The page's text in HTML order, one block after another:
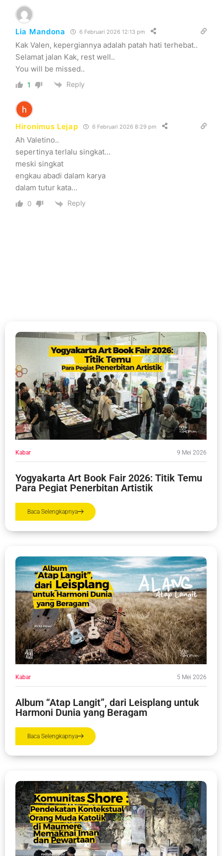
Lia Mandona 6 Februari 2026 12:13 pm
Kak Valen, kepergiannya adalah patah hati terhebat..
Selamat jalan Kak, rest well..
You will be missed..
1 Reply
Hironimus Lejap 6 Februari 2026 8:29 pm
Ah Valetino..
sepertinya terlalu singkat…
meski singkat
engkau abadi dalam karya
dalam tutur kata…
0 Reply
Kabar 9 Mei 2026
Yogyakarta Art Book Fair 2026: Titik Temu
Para Pegiat Penerbitan Artistik
Baca Selengkapnya
Kabar 5 Mei 2026
Album “Atap Langit”, dari Leisplang untuk
Harmoni Dunia yang Beragam
Baca Selengkapnya